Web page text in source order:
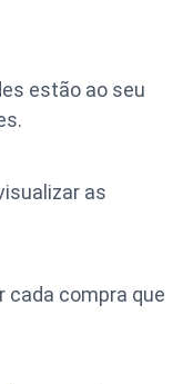
estão ao seu
as
cada compra que